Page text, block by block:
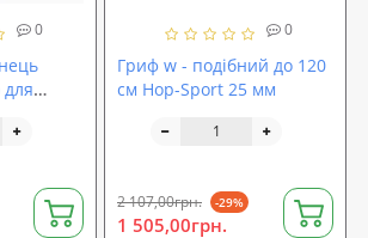
0
(OF-
0
Гриф w - подібний до 120
см Hop-Sport 25 мм
2 107,00грн. -29%
1 505,00грн.